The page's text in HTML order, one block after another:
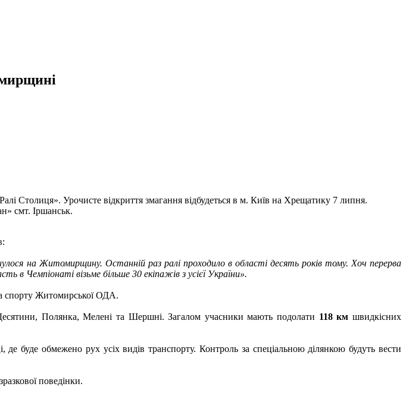
Столиця». Урочисте відкриття змагання відбудеться в м. Київ на Хрещатику 7 липня.
смт. Іршанськ.
на Житомирщину. Останній раз ралі проходило в області десять років тому. Хоч перерва
в Чемпіонаті візьме більше 30 екіпажів з усієї України».
спорту Житомирської ОДА.
Полянка, Мелені та Шершні. Загалом учасники мають подолати 118 км швидкісних
де буде обмежено рух усіх видів транспорту. Контроль за спеціальною ділянкою будуть вести
поведінки.